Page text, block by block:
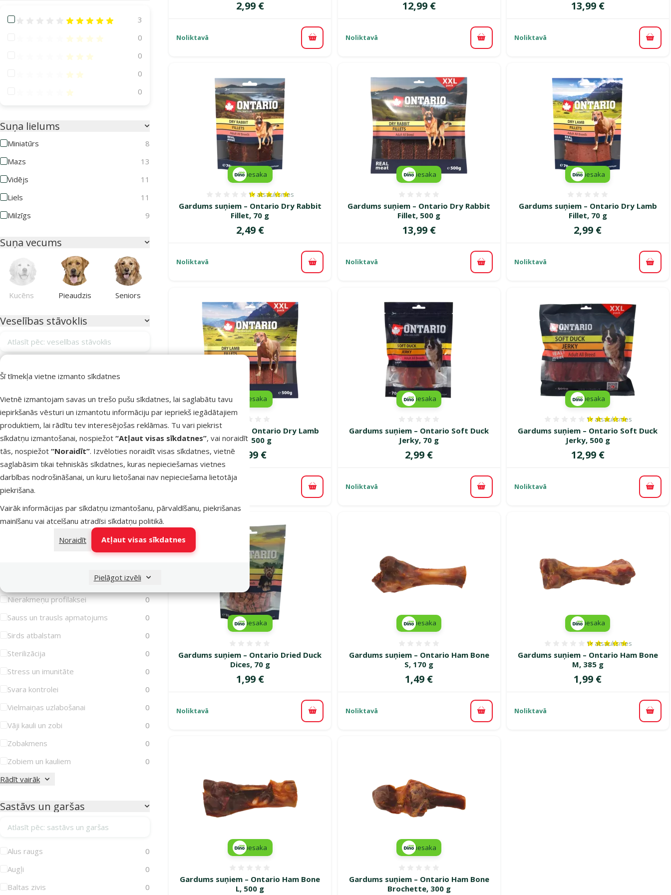
Šī tīmekļa vietne izmanto sīkdatnes
Vietnē izmantojam savas un trešo pušu sīkdatnes, lai saglabātu tavu
iepirkšanās vēsturi un izmantotu informāciju par iepriekš iegādātajiem
produktiem, lai rādītu tev interesējošas reklāmas. Tu vari piekrist
sīkdatņu izmantošanai, nospiežot “Atļaut visas sīkdatnes”, vai noraidīt
tās, nospiežot “Noraidīt”. Izvēloties noraidīt visas sīkdatnes, vietnē
saglabāsim tikai tehniskās sīkdatnes, kuras nepieciešamas vietnes
darbības nodrošināšanai, un kuru lietošanai nav nepieciešama lietotāja
piekrišana.
Vairāk informācijas par sīkdatņu izmantošanu, pārvaldīšanu, piekrišanas
mainīšanu vai atcelšanu atradīsi sīkdatņu politikā.
Noraidīt
Atļaut visas sīkdatnes
Pielāgot izvēli
Atsauksmes 100%
3
Atsauksmes 80%
0
Atsauksmes 60%
0
Atsauksmes 40%
0
Atsauksmes 20%
0
Suņa lielums
Miniatūrs
8
Mazs
13
Vidējs
11
Liels
11
Milzīgs
9
Suņa vecums
Kucēns Pieaudzis Seniors
Veselības stāvoklis
Atlasīt pēc: veselības stāvoklis
Apmatojuma izkrišana
Apmatojuma kamoli kuņģī
0
14
Gremošanas sistēmas atbalstam
0
Iekaisusi āda
0
Imunitātes stiprināšanai
Jutīga gremošana
Jutīga āda
0
Jutīgas locītavas
4
Liekais svars/Aptaukošanās
0
4
Nierakmeņu profilaksei
0
Sauss un trausls apmatojums
0
Sirds atbalstam
0
Sterilizācija
0
Stress un imunitāte
0
Svara kontrolei
0
Vielmaiņas uzlabošanai
0
Vāji kauli un zobi
0
Zobakmens
0
Zobiem un kauliem
0
Rādīt vairāk
Sastāvs un garšas
Atlasīt pēc: sastāvs un garšas
Alus raugs
0
Augļi
0
Baltas zivis
0
Cena
2,99 €
Noliktavā Pievienot grozam
Cena
12,99 €
Noliktavā Pievienot grozam
Cena
13,99 €
Noliktavā
Gardums suņiem – Ontario Dry Rabbit
Fillet, 70 g
Atsauksmes 100%, reitingu skaits: 1
1× atsauksmes
Cena
2,49 €
iesaka
Noliktavā Pievienot grozam
Gardums suņiem – Ontario Dry Rabbit
Fillet, 500 g
Cena
13,99 €
iesaka
Noliktavā Pievienot grozam
Gardums suņiem – Ontario Dry Lamb
Fillet, 70 g
Cena
2,99 €
iesaka
Noliktavā
Gardums suņiem – Ontario Dry Lamb
Fillet, 500 g
Cena
11,99 €
iesaka
Pievienot grozam
Gardums suņiem – Ontario Soft Duck
Jerky, 70 g
Cena
2,99 €
iesaka
Noliktavā Pievienot grozam
Gardums suņiem – Ontario Soft Duck
Jerky, 500 g
Atsauksmes 100%,
1× atsauksmes
Cena
12,99 €
iesaka
Noliktavā
Gardums suņiem – Ontario Dried Duck
Dices, 70 g
Cena
1,99 €
iesaka
Noliktavā Pievienot grozam
Gardums suņiem – Ontario Ham Bone
S, 170 g
Cena
1,49 €
iesaka
Noliktavā Pievienot grozam
Gardums suņiem – Ontario Ham Bone
M, 385 g
Atsauksmes 100%,
1× atsauksmes
Cena
1,99 €
iesaka
Noliktavā
Gardums suņiem – Ontario Ham Bone
L, 500 g
iesaka
Gardums suņiem – Ontario Ham Bone
Brochette, 300 g
iesaka